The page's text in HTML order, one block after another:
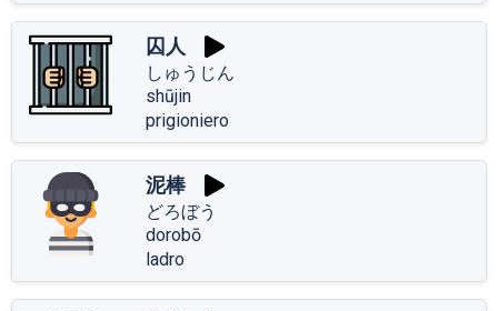
囚人
しゅうじん
shūjin
prigioniero
泥棒
どろぼう
dorobō
ladro